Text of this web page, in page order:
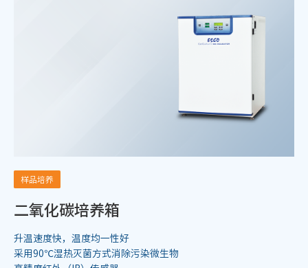
样品培养
二氧化碳培养箱
升温速度快，温度均一性好
采用90℃湿热灭菌方式消除污染微生物